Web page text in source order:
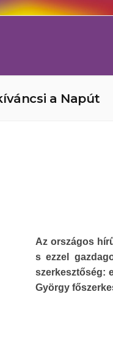
a Napút
Az országos
s ezzel
szerkesztőség:
György